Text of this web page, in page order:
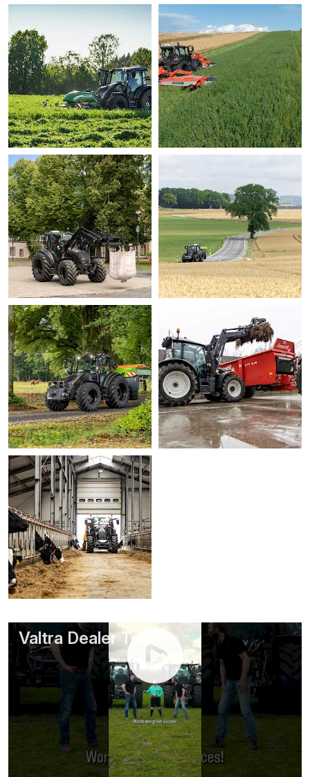
Valtra Dealer Tour